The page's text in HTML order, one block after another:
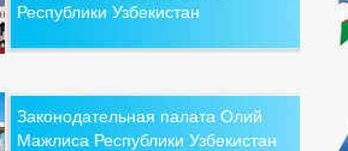
Республики Узбекистан
Законодательная палата Олий
Мажлиса Республики Узбекистан